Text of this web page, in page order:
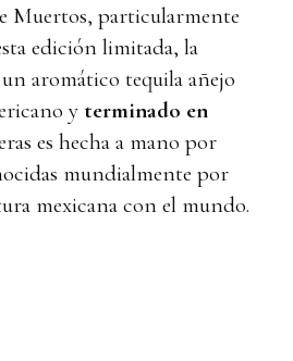
Muertos, particularmente
edición limitada, la
aromático tequila añejo
y terminado en
es hecha a mano por
mundialmente por
mexicana con el mundo.